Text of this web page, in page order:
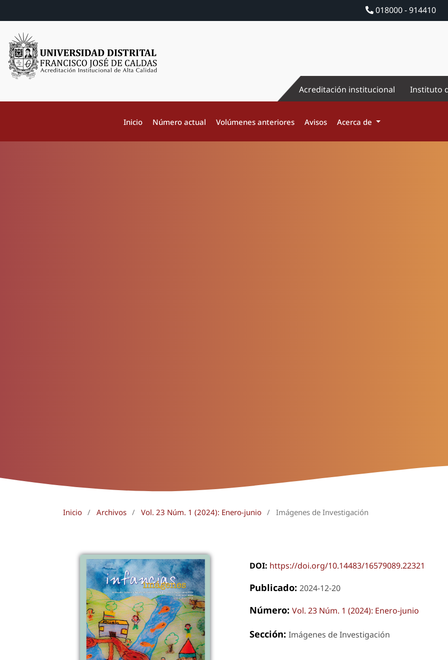
018000 - 914410
Acreditación institucional Instituto
Inicio Número actual Volúmenes anteriores Avisos Acerca de
Inicio / Archivos / Vol. 23 Núm. 1 (2024): Enero-junio / Imágenes de Investigación
DOI: https://doi.org/10.14483/16579089.22321
Publicado: 2024-12-20
Número: Vol. 23 Núm. 1 (2024): Enero-junio
Sección: Imágenes de Investigación